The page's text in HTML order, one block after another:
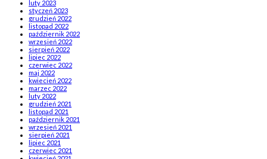
luty 2023
styczeń 2023
grudzień 2022
listopad 2022
październik 2022
wrzesień 2022
sierpień 2022
lipiec 2022
czerwiec 2022
maj 2022
kwiecień 2022
marzec 2022
luty 2022
grudzień 2021
listopad 2021
październik 2021
wrzesień 2021
sierpień 2021
lipiec 2021
czerwiec 2021